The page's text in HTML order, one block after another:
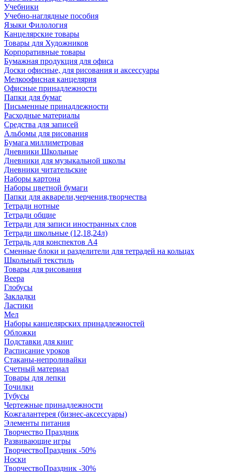
Учебники
Учебно-наглядные пособия
Языки Филология
Канцелярские товары
Товары для Художников
Корпоративные товары
Бумажная продукция для офиса
Доски офисные, для рисования и аксессуары
Мелкоофисная канцелярия
Офисные принадлежности
Папки для бумаг
Письменные принадлежности
Расходные материалы
Средства для записей
Альбомы для рисования
Бумага миллиметровая
Дневники Школьные
Дневники для музыкальной школы
Дневники читательские
Наборы картона
Наборы цветной бумаги
Папки для акварели,черчения,творчества
Тетради нотные
Тетради общие
Тетради для записи иностранных слов
Тетради школьные (12,18,24л)
Тетрадь для конспектов А4
Сменные блоки и разделители для тетрадей на кольцах
Школьный текстиль
Товары для рисования
Веера
Глобусы
Закладки
Ластики
Мел
Наборы канцелярских принадлежностей
Обложки
Подставки для книг
Расписание уроков
Стаканы-непроливайки
Счетный материал
Товары для лепки
Точилки
Тубусы
Чертежные принадлежности
Кожгалантерея (бизнес-аксессуары)
Элементы питания
Творчество Праздник
Развивающие игры
ТворчествоПраздник -50%
Носки
ТворчествоПраздник -30%